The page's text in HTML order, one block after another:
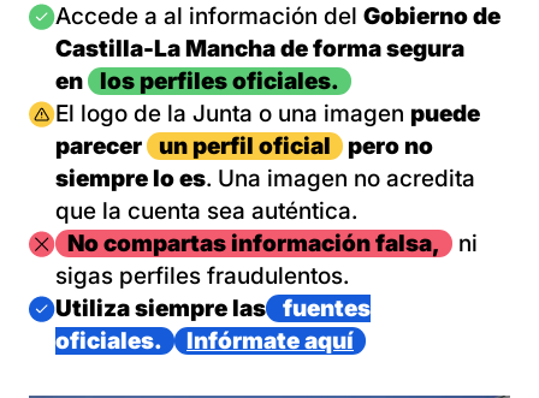
Imagen
Accede a al información del Gobierno de
Castilla-La Mancha de forma segura
en
los perfiles oficiales.
Imagen
El logo de la Junta o una imagen puede
parecer
un perfil oficial
pero no
siempre lo es. Una imagen no acredita
que la cuenta sea auténtica.
ImagenNo compartas información falsa,
ni
sigas perfiles fraudulentos.
Imagen
Utiliza siempre las
fuentes
oficiales.
Infórmate aquí